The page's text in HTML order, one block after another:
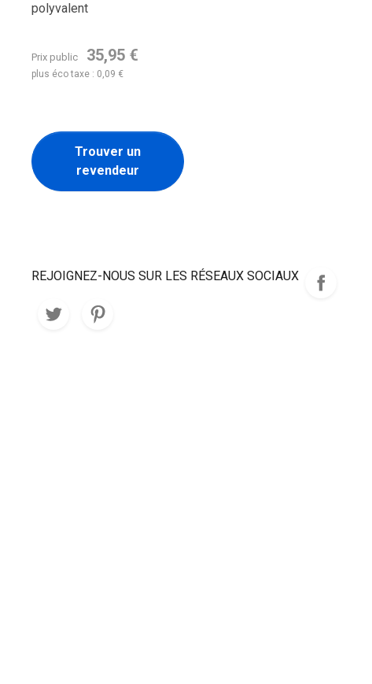
polyvalent
Prix public 35,95 €
plus éco taxe : 0,09 €
Trouver un
revendeur
REJOIGNEZ-NOUS SUR LES RÉSEAUX SOCIAUX